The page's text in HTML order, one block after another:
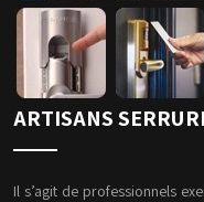
ARTISANS
Il s’agit de professionnels